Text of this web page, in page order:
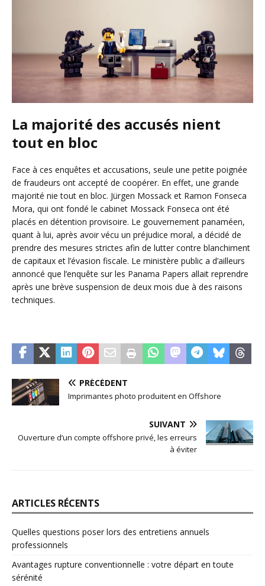
La majorité des accusés nient
tout en bloc
Face à ces enquêtes et accusations, seule une petite poignée
de fraudeurs ont accepté de coopérer. En effet, une grande
majorité nie tout en bloc. Jürgen Mossack et Ramon Fonseca
Mora, qui ont fondé le cabinet Mossack Fonseca ont été
placés en détention provisoire. Le gouvernement panaméen,
quant à lui, après avoir vécu un préjudice moral, a décidé de
prendre des mesures strictes afin de lutter contre blanchiment
de capitaux et l’évasion fiscale. Le ministère public a d’ailleurs
annoncé que l’enquête sur les Panama Papers allait reprendre
après une brève suspension de deux mois due à des raisons
techniques.
PRÉCÉDENT
Imprimantes photo produitent en Offshore
SUIVANT
Ouverture d’un compte offshore privé, les erreurs
à éviter
ARTICLES RÉCENTS
Quelles questions poser lors des entretiens annuels
professionnels
Avantages rupture conventionnelle : votre départ en toute
sérénité